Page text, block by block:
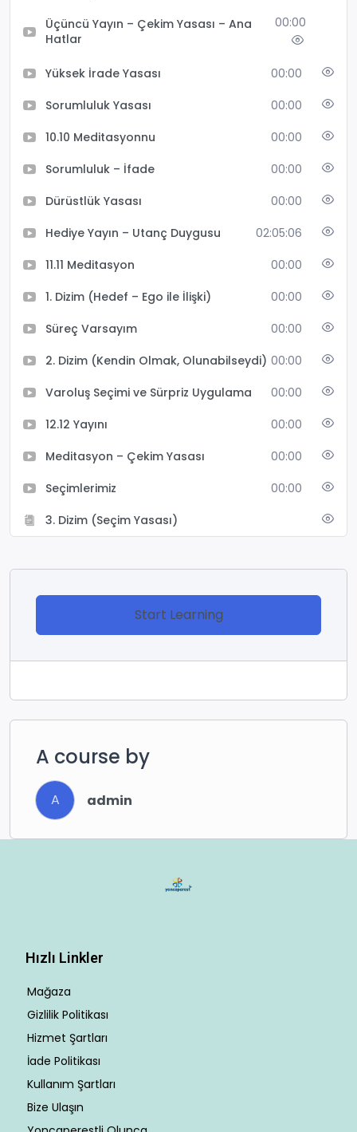
Üçüncü Yayın – Çekim Yasası – Ana
Hatlar
00:00
Yüksek İrade Yasası
00:00
Sorumluluk Yasası
00:00
10.10 Meditasyonnu
00:00
Sorumluluk – İfade
00:00
Dürüstlük Yasası
00:00
Hediye Yayın – Utanç Duygusu
02:05:06
11.11 Meditasyon
00:00
1. Dizim (Hedef – Ego ile İlişki)
00:00
Süreç Varsayım
00:00
2. Dizim (Kendin Olmak, Olunabilseydi) 00:00
Varoluş Seçimi ve Sürpriz Uygulama
00:00
12.12 Yayını
00:00
Meditasyon – Çekim Yasası
00:00
Seçimlerimiz
00:00
3. Dizim (Seçim Yasası)
Start Learning
A course by
A admin
Hızlı Linkler
Mağaza
Gizlilik Politikası
Hizmet Şartları
İade Politikası
Kullanım Şartları
Bize Ulaşın